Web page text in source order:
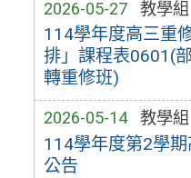
2026-05-27 教學組
114學年度高三重
排」課程表0601(
轉重修班)
2026-05-14 教學組
114學年度第2學
公告